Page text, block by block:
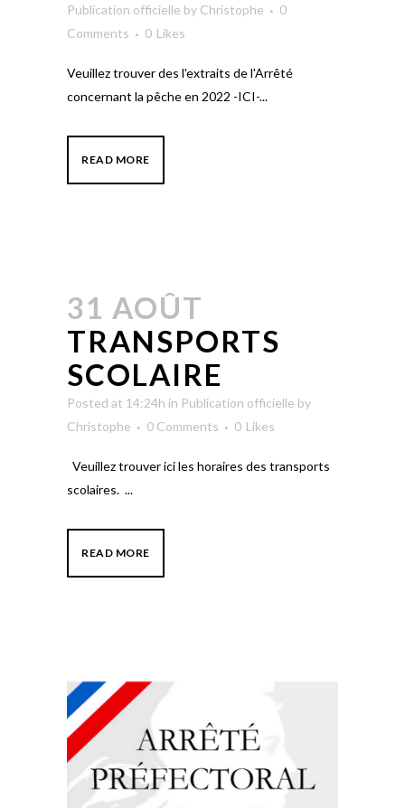
Publication officielle by Christophe
0
Comments
0 Likes
Veuillez trouver des l'extraits de l'Arrêté
concernant la pêche en 2022 -ICI-...
READ MORE
31 AOÛT
TRANSPORTS
SCOLAIRE
Posted at 14:24h in Publication officielle by
Christophe
0 Comments 0 Likes
Veuillez trouver ici les horaires des transports
scolaires. ...
READ MORE